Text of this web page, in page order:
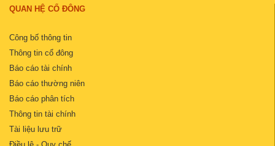
QUAN HỆ CỔ ĐÔNG
Công bố thông tin
Thông tin cổ đông
Báo cáo tài chính
Báo cáo thường niên
Báo cáo phân tích
Thông tin tài chính
Tài liệu lưu trữ